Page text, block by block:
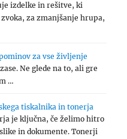
izdelke in rešitve, ki
za zmanjšanje hrupa,
za vse življenje
Ne glede na to, ali gre
…
tiskalnika in tonerja
je ključna, če želimo hitro
in dokumente. Tonerji